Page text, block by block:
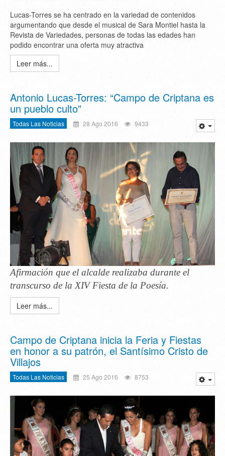
Lucas-Torres se ha centrado en la variedad de contenidos
argumentando que desde el musical de Sara Montiel hasta la
Revista de Variedades, personas de todas las edades han
podido encontrar una oferta muy atractiva
Leer más...
Antonio Lucas-Torres: “Campo de Criptana es
un pueblo culto”
Todas Las Noticias 28 Ago 2016 9433
Afirmación que el alcalde realizaba durante el
transcurso de la XIV Fiesta de la Poesía.
Leer más...
Campo de Criptana inicia la Feria y Fiestas
en honor a su patrón, el Santísimo Cristo de
Villajos
Todas Las Noticias 25 Ago 2016 8753